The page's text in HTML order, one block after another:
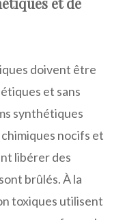
doivent être
et sans
synthétiques
nocifs et
libérer des
brûlés. À la
toxiques utilisent